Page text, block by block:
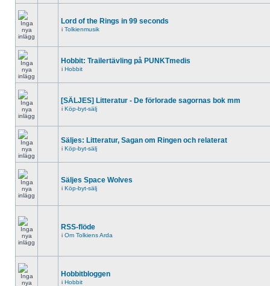
Lord of the Rings in 99 seconds
i Tolkienmusik
Hobbit: Trailertävling på PUNKTmedis
i Hobbit
[SÄLJES] Litteratur - De förlorade sagornas bok mm
i Köp-byt-sälj
Säljes: Litteratur, Sagan om Ringen och relaterat
i Köp-byt-sälj
Säljes Space Wolves
i Köp-byt-sälj
RSS-flöde
i Om Tolkiens Arda
Hobbitbloggen
i Hobbit